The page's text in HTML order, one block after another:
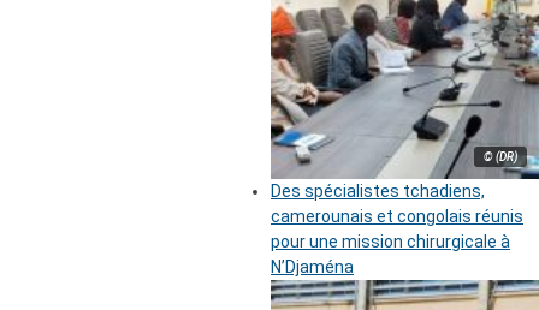
© (DR)
Des spécialistes tchadiens,
camerounais et congolais réunis
pour une mission chirurgicale à
N’Djaména